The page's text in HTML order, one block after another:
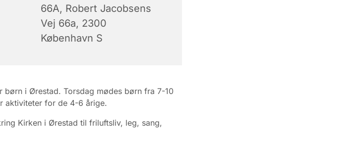
66A, Robert Jacobsens
Vej 66a, 2300
København S
i Ørestad. Torsdag mødes børn fra 7-10
aktiviteter for de 4-6 årige.
Kirken i Ørestad til friluftsliv, leg, sang,